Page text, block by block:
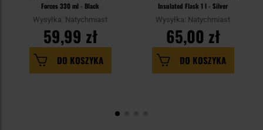
Forces 330 ml - Black
Wysyłka: Natychmiast
59,99 zł
DO KOSZYKA
Insulated Flask 1 l - Silver
Wysyłka: Natychmiast
65,00 zł
DO KOSZYKA